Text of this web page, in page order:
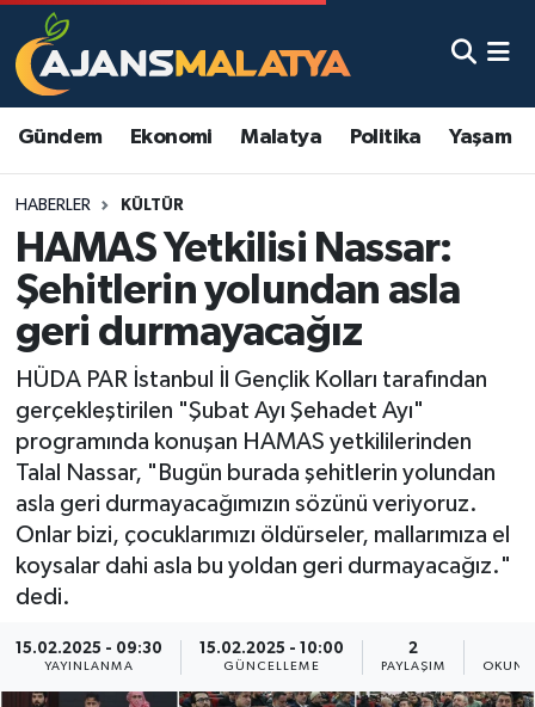
Gündem Ekonomi Malatya Politika Yaşam
HABERLER KÜLTÜR
HAMAS Yetkilisi Nassar:
Şehitlerin yolundan asla
geri durmayacağız
HÜDA PAR İstanbul İl Gençlik Kolları tarafından
gerçekleştirilen "Şubat Ayı Şehadet Ayı"
programında konuşan HAMAS yetkililerinden
Talal Nassar, "Bugün burada şehitlerin yolundan
asla geri durmayacağımızın sözünü veriyoruz.
Onlar bizi, çocuklarımızı öldürseler, mallarımıza el
koysalar dahi asla bu yoldan geri durmayacağız."
dedi.
15.02.2025 - 09:30
YAYINLANMA
15.02.2025 - 10:00
GÜNCELLEME
2
PAYLAŞIM
Asayiş
Eğitim
Ekonomi
Gündem
Kültür & Sanat
Magazin
Politika
Sağlık
Spor
Malatya Nöbetçi Eczaneler
Malatya Namaz Vakitleri
Malatya Trafik Yoğunluk Haritası
TFF 3.Lig 2.Grup Puan Durumu ve Fikstür
Son Dakika Haberleri
Haber Arşivi